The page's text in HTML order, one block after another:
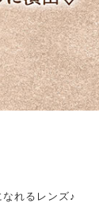
れるレンズ♪